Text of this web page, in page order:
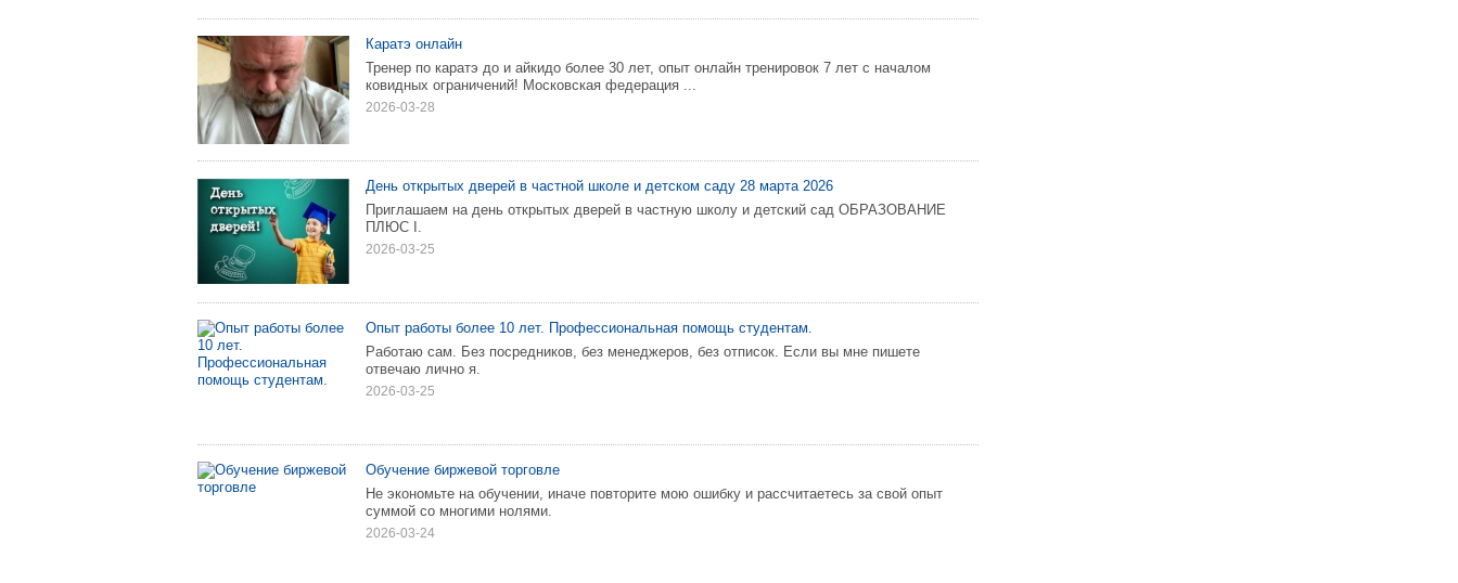
Каратэ онлайн
Тренер по каратэ до и айкидо более 30 лет, опыт онлайн тренировок 7 лет с началом
ковидных ограничений! Московская федерация ...
2026-03-28
День открытых дверей в частной школе и детском саду 28 марта 2026
Приглашаем на день открытых дверей в частную школу и детский сад ОБРАЗОВАНИЕ
ПЛЮС I.
2026-03-25
Опыт работы более 10 лет. Профессиональная помощь студентам.
Работаю сам. Без посредников, без менеджеров, без отписок. Если вы мне пишете
отвечаю лично я.
2026-03-25
Обучение биржевой торговле
Не экономьте на обучении, иначе повторите мою ошибку и рассчитаетесь за свой опыт
суммой со многими нолями.
2026-03-24